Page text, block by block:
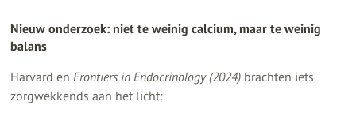
Nieuw onderzoek: niet te weinig calcium, maar te weinig
balans
Harvard en Frontiers in Endocrinology (2024) brachten iets
zorgwekkends aan het licht: